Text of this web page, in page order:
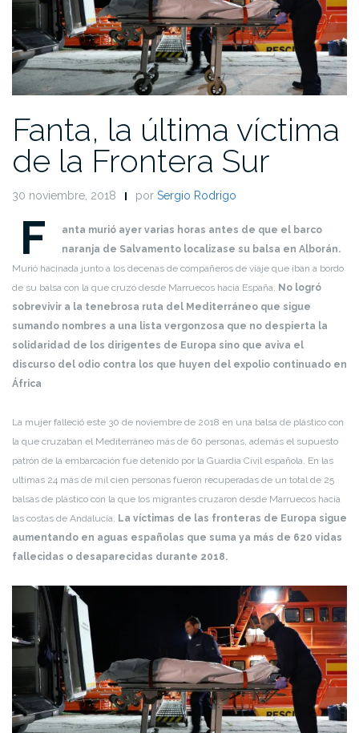
Fanta, la última víctima
de la Frontera Sur
30 noviembre, 2018 por Sergio Rodrigo
F
anta murió ayer varias horas antes de que el barco
naranja de Salvamento localizase su balsa en Alborán.
Murió hacinada junto a los decenas de compañeros de viaje que iban a bordo
de su balsa con la que cruzó desde Marruecos hacia España. No logró
sobrevivir a la tenebrosa ruta del Mediterráneo que sigue
sumando nombres a una lista vergonzosa que no despierta la
solidaridad de los dirigentes de Europa sino que aviva el
discurso del odio contra los que huyen del expolio continuado en
África
La mujer falleció este 30 de noviembre de 2018 en una balsa de plástico con
la que cruzaban el Mediterráneo más de 60 personas, además el supuesto
patrón de la embarcación fue detenido por la Guardia Civil española. En las
ultimas 24 más de mil cien personas fueron recuperadas de un total de 25
balsas de plástico con la que los migrantes cruzaron desde Marruecos hacia
las costas de Andalucía. La víctimas de las fronteras de Europa sigue
aumentando en aguas españolas que suma ya más de 620 vidas
fallecidas o desaparecidas durante 2018.